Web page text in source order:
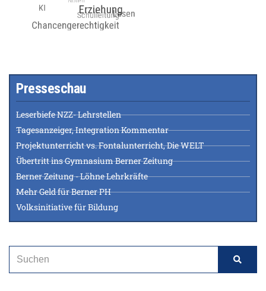
Presseschau
Leserbiefe NZZ- Lehrstellen
Tagesanzeiger, Integration Kommentar
Projektunterricht vs. Fontalunterricht, Die WELT
Übertritt ins Gymnasium Berner Zeitung
Berner Zeitung - Löhne Lehrkräfte
Mehr Geld für Berner PH
Volksinitiative für Bildung